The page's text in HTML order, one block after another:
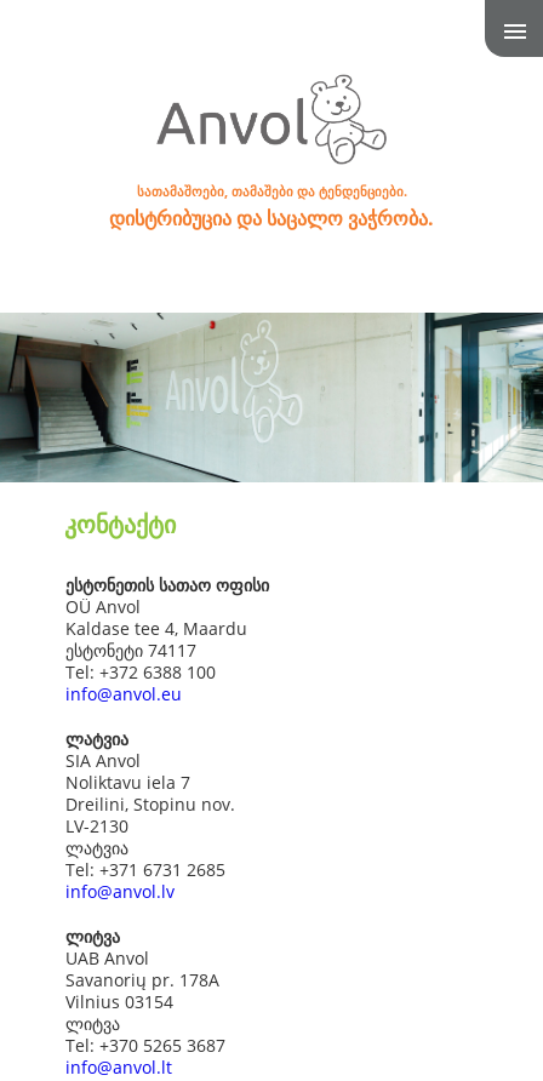
სათამაშოები, თამაშები და ტენდენციები.
დისტრიბუცია და საცალო ვაჭრობა.
კონტაქტი
ესტონეთის სათაო ოფისი
OÜ Anvol
Kaldase tee 4, Maardu
ესტონეტი 74117
Tel: +372 6388 100
info@anvol.eu
ლატვია
SIA Anvol
Noliktavu iela 7
Dreilini, Stopinu nov.
LV-2130
ლატვია
Tel: +371 6731 2685
info@anvol.lv
ლიტვა
UAB Anvol
Savanorių pr. 178A
Vilnius 03154
ლიტვა
Tel: +370 5265 3687
info@anvol.lt